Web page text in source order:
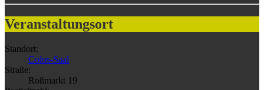
Veranstaltungsort
Standort:
Colos-Saal
Straße:
Roßmarkt 19